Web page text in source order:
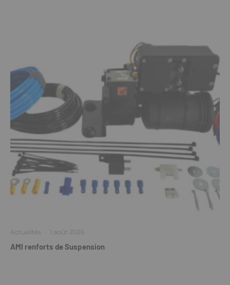
Actualités · 1 août 2026
AMI renforts de Suspension